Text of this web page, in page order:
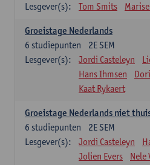
Lesgever(s):
Tom Smits
Groeistage Nederlands
2E SEM
6 studiepunten
Lesgever(s):
Jordi Casteleyn
Hans Ihmsen
Kaat Rykaert
Groeistage Nederlands niet
2E SEM
6 studiepunten
Lesgever(s):
Jordi Casteleyn
Jolien Evers
Nele